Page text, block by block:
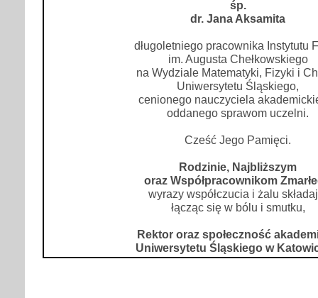
śp.
dr. Jana Aksamita
długoletniego pracownika Instytutu
im. Augusta Chełkowskiego
na Wydziale Matematyki, Fizyki i
Uniwersytetu Śląskiego,
cenionego nauczyciela
oddanego sprawom uczelni.
Cześć Jego Pamięci.
Rodzinie, Najbliższym
oraz Współpracownikom
wyrazy współczucia i żalu
łącząc się w bólu i smutku,
Rektor oraz społeczność
Uniwersytetu Śląskiego w